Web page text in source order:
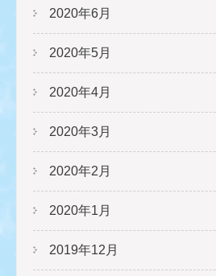
2020年6月
2020年5月
2020年4月
2020年3月
2020年2月
2020年1月
2019年12月